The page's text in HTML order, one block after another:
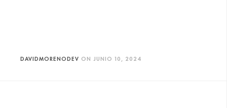
DAVIDMORENODEV ON JUNIO 10, 2024